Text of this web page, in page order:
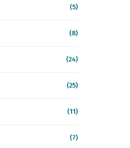
(5)
(8)
(24)
(25)
(11)
(7)